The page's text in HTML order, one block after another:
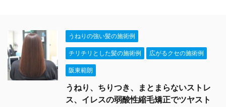
うねりの強い髪の施術例
チリチリとした髪の施術例 広がるクセの施術例
阪東範朗
うねり、ちりつき、まとまらないストレ
ス、イレスの弱酸性縮毛矯正でツヤスト